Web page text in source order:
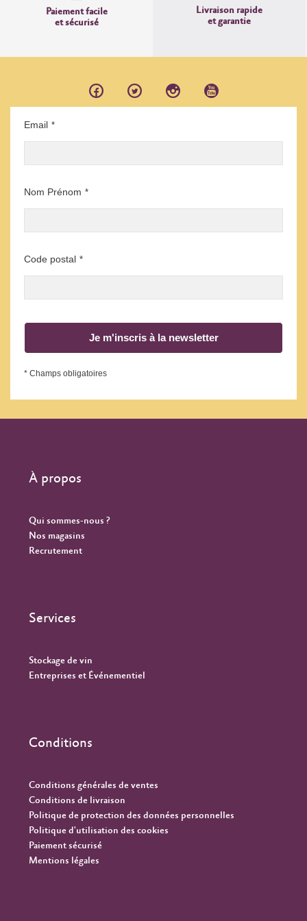
Paiement facile
et sécurisé
Livraison rapide
et garantie
Email *
Nom Prénom *
Code postal *
Je m'inscris à la newsletter
* Champs obligatoires
À propos
Qui sommes-nous ?
Nos magasins
Recrutement
Services
Stockage de vin
Entreprises et Événementiel
Conditions
Conditions générales de ventes
Conditions de livraison
Politique de protection des données personnelles
Politique d'utilisation des cookies
Paiement sécurisé
Mentions légales